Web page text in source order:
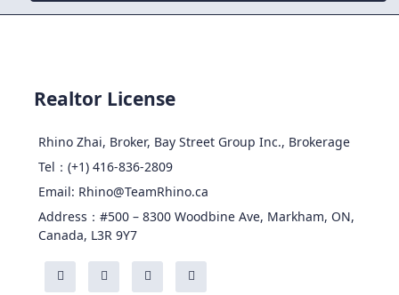
Realtor License
Rhino Zhai, Broker, Bay Street Group Inc., Brokerage
Tel：(+1) 416-836-2809
Email: Rhino@TeamRhino.ca
Address：#500 – 8300 Woodbine Ave, Markham, ON,
Canada, L3R 9Y7